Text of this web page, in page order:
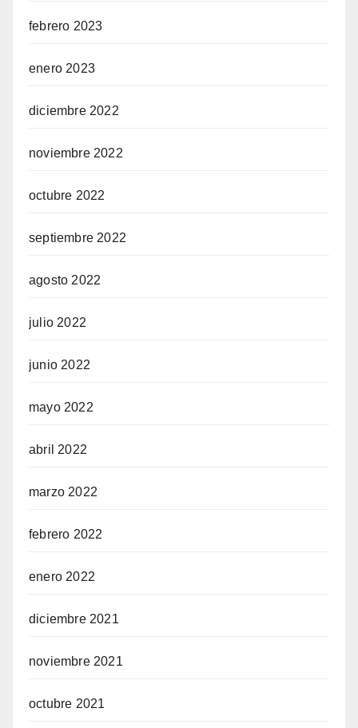
febrero 2023
enero 2023
diciembre 2022
noviembre 2022
octubre 2022
septiembre 2022
agosto 2022
julio 2022
junio 2022
mayo 2022
abril 2022
marzo 2022
febrero 2022
enero 2022
diciembre 2021
noviembre 2021
octubre 2021